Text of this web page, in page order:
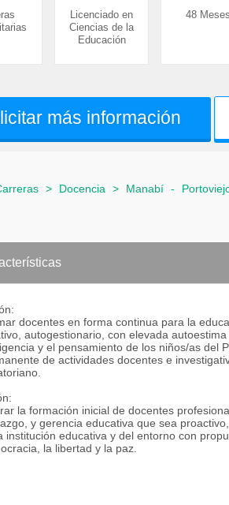
Licenciado en
Ciencias de la
Educación
48 Meses
más información
> Docencia > Manabí -
docentes en forma continua para la
autogestionario, con elevada
y el pensamiento de los niños/as del
de actividades docentes e
la formación inicial de docentes
y gerencia educativa que sea
institución educativa y del entorno con
la libertad y la paz.